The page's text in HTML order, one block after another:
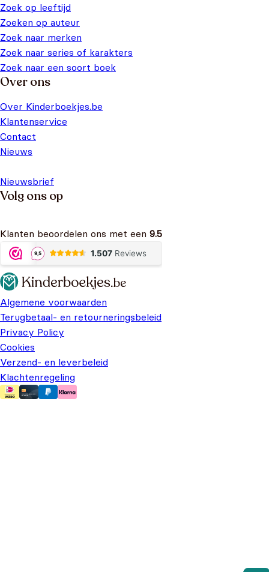
Zoek op leeftijd
Zoeken op auteur
Zoek naar merken
Zoek naar series of karakters
Zoek naar een soort boek
Over ons
Over Kinderboekjes.be
Klantenservice
Contact
Nieuws
Nieuwsbrief
Volg ons op
Klanten beoordelen ons met een 9.5
Algemene voorwaarden
Terugbetaal- en retourneringsbeleid
Privacy Policy
Cookies
Verzend- en leverbeleid
Klachtenregeling